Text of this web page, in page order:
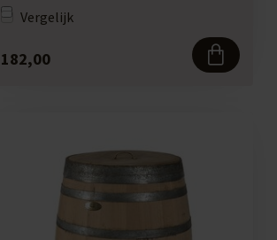
Vergelijk
182,00